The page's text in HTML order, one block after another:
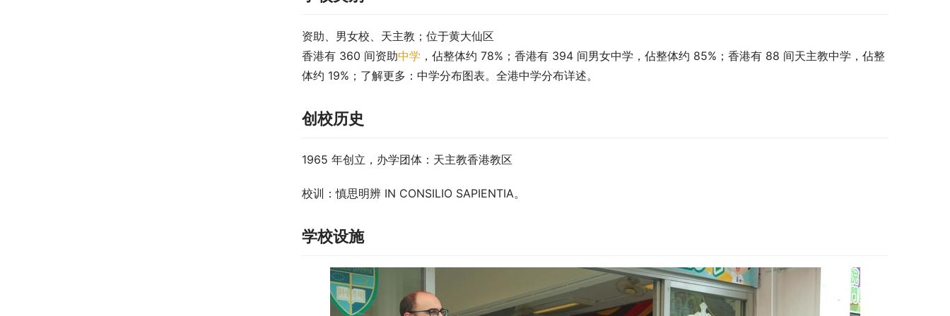
资助、男女校、天主教；位于黄大仙区
香港有 360 间资助中学 ，佔整体约 78%；香港有 394 间男女中学，佔整体约 85%；香港有 88 间天主教中学，佔整
体约 19%；了解更多：中学分布图表。全港中学分布详述。
创校历史
1965 年创立，办学团体：天主教香港教区
校训：慎思明辨 IN CONSILIO SAPIENTIA。
学校设施